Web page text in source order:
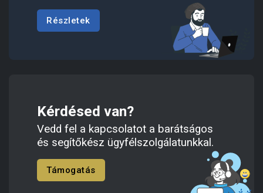
Részletek
Kérdésed van?
Vedd fel a kapcsolatot a barátságos
és segítőkész ügyfélszolgálatunkkal.
Támogatás